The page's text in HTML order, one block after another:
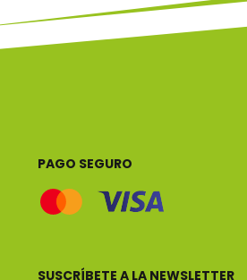
PAGO SEGURO
SUSCRÍBETE A LA NEWSLETTER